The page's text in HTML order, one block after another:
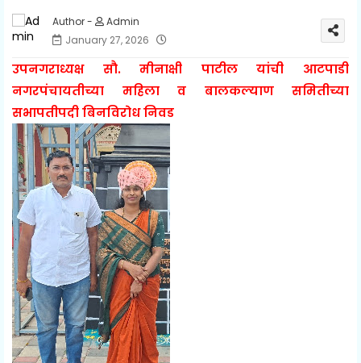
Admin
January 27, 2026
उपनगराध्यक्ष सौ. मीनाक्षी पाटील यांची आटपाडी
नगरपंचायतीच्या महिला व बालकल्याण समितीच्या
सभापतीपदी बिनविरोध निवड